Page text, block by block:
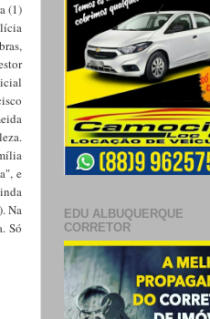
(1)
e
Na
Só
EDU ALBUQUERQUE
CORRETOR